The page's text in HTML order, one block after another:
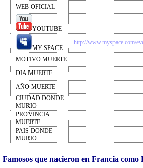
WEB OFICIAL
YOUTUBE
MY SPACE
http://www.myspace.com/
MOTIVO MUERTE
DIA MUERTE
AÑO MUERTE
CIUDAD DONDE
MURIO
PROVINCIA
MUERTE
PAIS DONDE
MURIO
Famosos que nacieron en Francia